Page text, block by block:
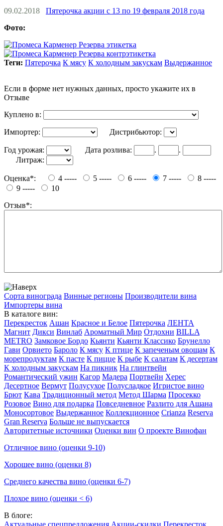
09.02.2018
Пятерочка акции с 13 по 19 февраля 2018 года
Фото:
Теги: Пятерочка К мясу К холодным закускам Выдержанное
Если в форме нет нужных данных, просто укажите их в
Отзыве
Куплено в:
Импортер: Дистрибьютор:
Год урожая: Дата розлива: .
.
Литраж:
Оценка*: 4 ----- 5 ----- 6 ----- 7 -----
8 -----
9 -----
10
Отзыв*:
Сорта винограда Винные регионы Производители вина
Импортеры вина
В каталоге вин:
Перекресток Ашан Красное и Белое Пятерочка ЛЕНТА
Магнит Дикси Винлаб Ароматный Мир Отдохни BILLA
METRO Замковое Бордо Кьянти Кьянти Классико Брунелло
Гави Орвието Бароло К мясу К птице К запеченым овощам К
морепродуктам К пасте К пицце К рыбе К салатам К десертам
К холодным закускам На пикник На глинтвейн
Романтический ужин Кагор Мадера Портвейн Херес
Десертное Вермут Полусухое Полусладкое Игристое вино
Брют Кава Традиционный метод Метод Шарма Просекко
Розовое Вино для подарка Повседневное Разлито для Ашана
Моносортовое Выдержанное Коллекционное Crianza Reserva
Gran Reserva Больше не выпускается
Авторитетные источники Оценки вин О проекте Винофан
Отличное вино (оценки 9-10)
Хорошее вино (оценки 8)
Среднего качества вино (оценки 6-7)
Плохое вино (оценки < 6)
В блоге:
Актуальные спецпредложения Акции-скидки Перекресток